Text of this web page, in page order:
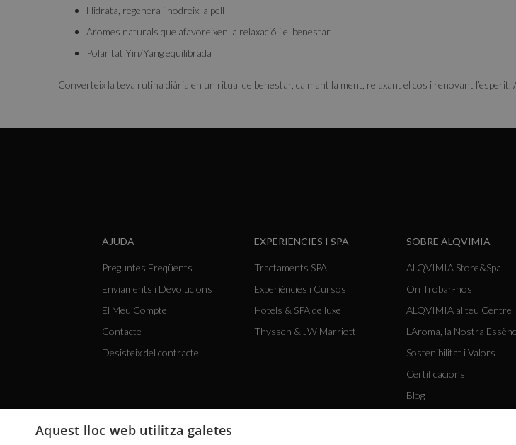
Hidrata, regenera i nodreix la pell
Aromes naturals que afavoreixen la relaxació i el benestar
Polaritat Yin/Yang equilibrada
Converteix la teva rutina diària en un ritual de benestar, calmant la ment, relaxant el cos i renovant
AJUDA
Preguntes Freqüents
Enviaments i Devolucions
El Meu Compte
Contacte
Desisteix del contracte
EXPERIENCIES I SPA
Tractaments SPA
Experiències i Cursos
Hotels & SPA de luxe
Thyssen & JW Marriott
SOBRE ALQVIMIA
ALQVIMIA Store&Spa
On Trobar-nos
ALQVIMIA al teu Centre
L'Aroma, la Nostra
Sostenibilitat i Valors
Certificacions
Blog
Aquest lloc web utilitza galetes